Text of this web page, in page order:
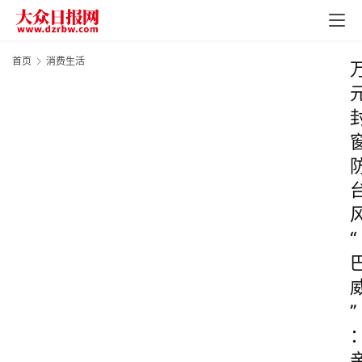
首页 消费生活
“
”